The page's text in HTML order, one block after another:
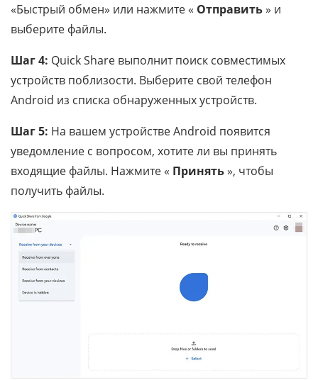
«Быстрый обмен» или нажмите « Отправить» и
выберите файлы.
Шаг 4: Quick Share выполнит поиск совместимых
устройств поблизости. Выберите свой телефон
Android из списка обнаруженных устройств.
Шаг 5: На вашем устройстве Android появится
уведомление с вопросом, хотите ли вы принять
входящие файлы. Нажмите « Принять», чтобы
получить файлы.